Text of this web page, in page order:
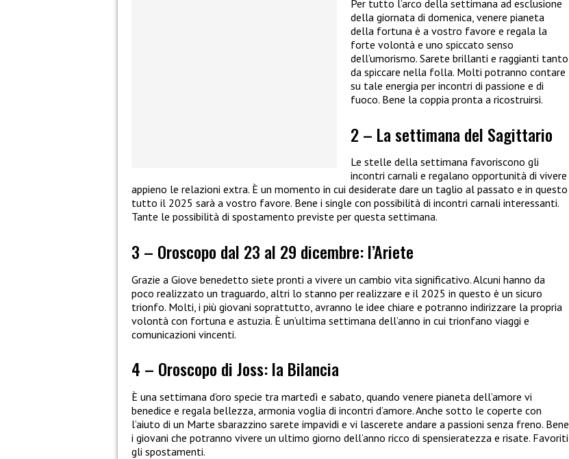
Per tutto l’arco della settimana ad esclusione
della giornata di domenica, venere pianeta
della fortuna è a vostro favore e regala la
forte volontà e uno spiccato senso
dell’umorismo. Sarete brillanti e raggianti tanto
da spiccare nella folla. Molti potranno contare
su tale energia per incontri di passione e di
fuoco. Bene la coppia pronta a ricostruirsi.
2 – La settimana del Sagittario
Le stelle della settimana favoriscono gli
incontri carnali e regalano opportunità di vivere
appieno le relazioni extra. È un momento in cui desiderate dare un taglio al passato e in questo
tutto il 2025 sarà a vostro favore. Bene i single con possibilità di incontri carnali interessanti.
Tante le possibilità di spostamento previste per questa settimana.
3 – Oroscopo dal 23 al 29 dicembre: l’Ariete
Grazie a Giove benedetto siete pronti a vivere un cambio vita significativo. Alcuni hanno da
poco realizzato un traguardo, altri lo stanno per realizzare e il 2025 in questo è un sicuro
trionfo. Molti, i più giovani soprattutto, avranno le idee chiare e potranno indirizzare la propria
volontà con fortuna e astuzia. È un’ultima settimana dell’anno in cui trionfano viaggi e
comunicazioni vincenti.
4 – Oroscopo di Joss: la Bilancia
È una settimana d’oro specie tra martedì e sabato, quando venere pianeta dell’amore vi
benedice e regala bellezza, armonia voglia di incontri d’amore. Anche sotto le coperte con
l’aiuto di un Marte sbarazzino sarete impavidi e vi lascerete andare a passioni senza freno. Bene
i giovani che potranno vivere un ultimo giorno dell’anno ricco di spensieratezza e risate. Favoriti
gli spostamenti.